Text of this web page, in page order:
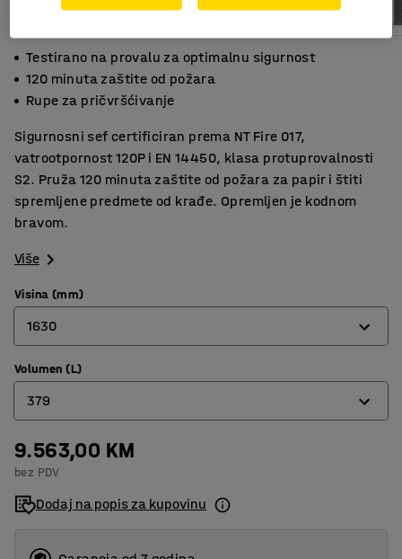
Testirano na provalu za optimalnu sigurnost
120 minuta zaštite od požara
Rupe za pričvršćivanje
Sigurnosni sef certificiran prema NT Fire 017,
vatrootpornost 120P i EN 14450, klasa protuprovalnosti
S2. Pruža 120 minuta zaštite od požara za papir i štiti
spremljene predmete od krađe. Opremljen je kodnom
bravom.
Više
Visina (mm)
1630
1160
1630
Volumen (L)
379
162
379
9.563,00 KM
bez PDV
Dodaj na popis za kupovinu